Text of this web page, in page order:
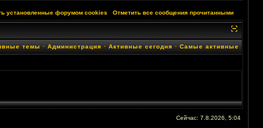
установленные форумом cookies ·Отметить все сообщения прочитанными
темы · Администрация · Активные сегодня · Самые активные
Сейчас: 7.8.2026, 5:04